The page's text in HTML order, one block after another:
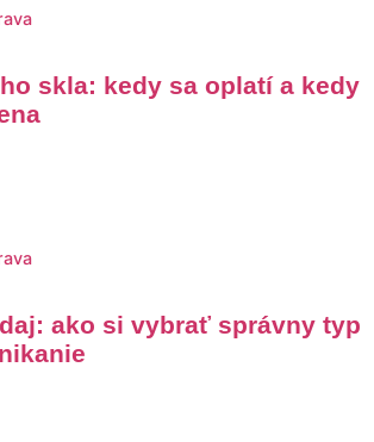
skla: kedy sa oplatí a kedy
ako si vybrať správny typ